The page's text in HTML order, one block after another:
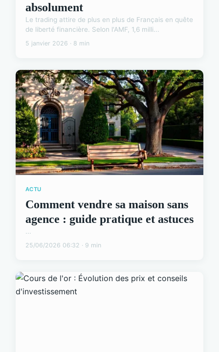
absolument
Le trading attire de plus en plus de Français en quête
de liberté financière. Selon l'AMF, 1,6 milli...
5 janvier 2026 · 8 min
ACTU
Comment vendre sa maison sans
agence : guide pratique et astuces
...
25/06/2026 06:32 · 9 min